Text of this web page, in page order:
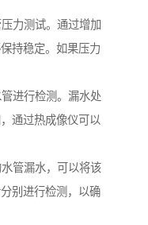
力测试。通过增加
持稳定。如果压力
进行检测。漏水处
通过热成像仪可以
管漏水，可以将该
别进行检测，以确